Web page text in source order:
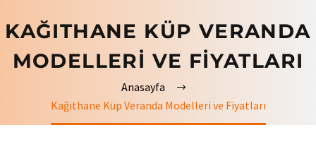
KAĞITHANE KÜP VERANDA
MODELLERI VE FIYATLARI
Anasayfa
Kağıthane Küp Veranda Modelleri ve Fiyatları